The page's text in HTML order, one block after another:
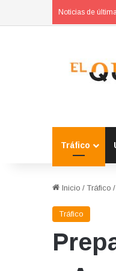
Noticias de
Tráfico
Inicio / Tráfico /
Tráfico